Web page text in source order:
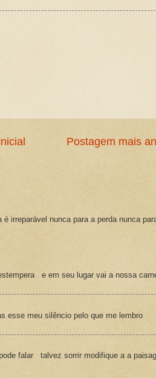
Postagem mais
é irreparável nunca para a perda nunca
e em seu lugar vai a nossa
esse meu silêncio pelo que me lembro
falar talvez sorrir modifique a a